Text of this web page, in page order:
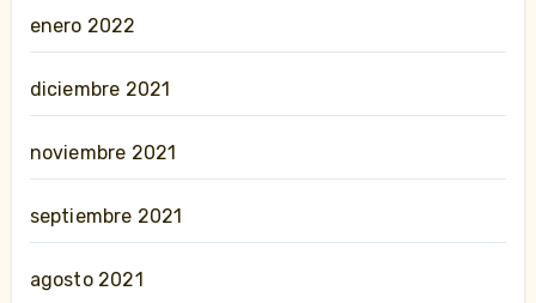
enero 2022
diciembre 2021
noviembre 2021
septiembre 2021
agosto 2021